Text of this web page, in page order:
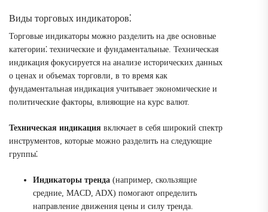
Виды торговых индикаторов⁚
Торговые индикаторы можно разделить на две основные
категории⁚ технические и фундаментальные. Техническая
индикация фокусируется на анализе исторических данных
о ценах и объемах торговли, в то время как
фундаментальная индикация учитывает экономические и
политические факторы, влияющие на курс валют.
Техническая индикация включает в себя широкий спектр
инструментов, которые можно разделить на следующие
группы⁚
Индикаторы тренда (например, скользящие
средние, MACD, ADX) помогают определить
направление движения цены и силу тренда.